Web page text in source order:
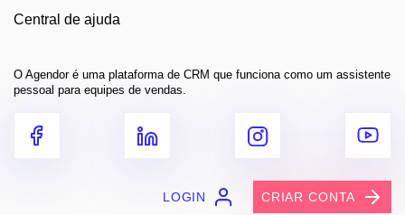
Central de ajuda
O Agendor é uma plataforma de CRM que funciona como um assistente
pessoal para equipes de vendas.
LOGIN CRIAR CONTA